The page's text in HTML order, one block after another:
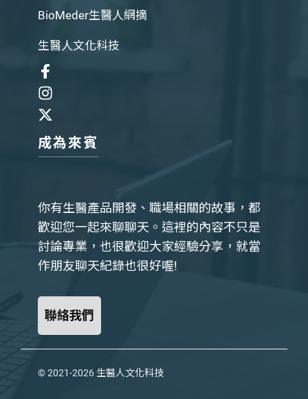
BioMeder生醫人網摘
生醫人文化科技
成為來賓
你有生醫產品開發、職場相關的故事，都
歡迎您一起來聊聊天。這裡的內容不只是
討論專業，也很歡迎大家經驗分享，就當
作朋友聊天紀錄也很好喔!
聯絡我們
© 2021-2026 生醫人文化科技